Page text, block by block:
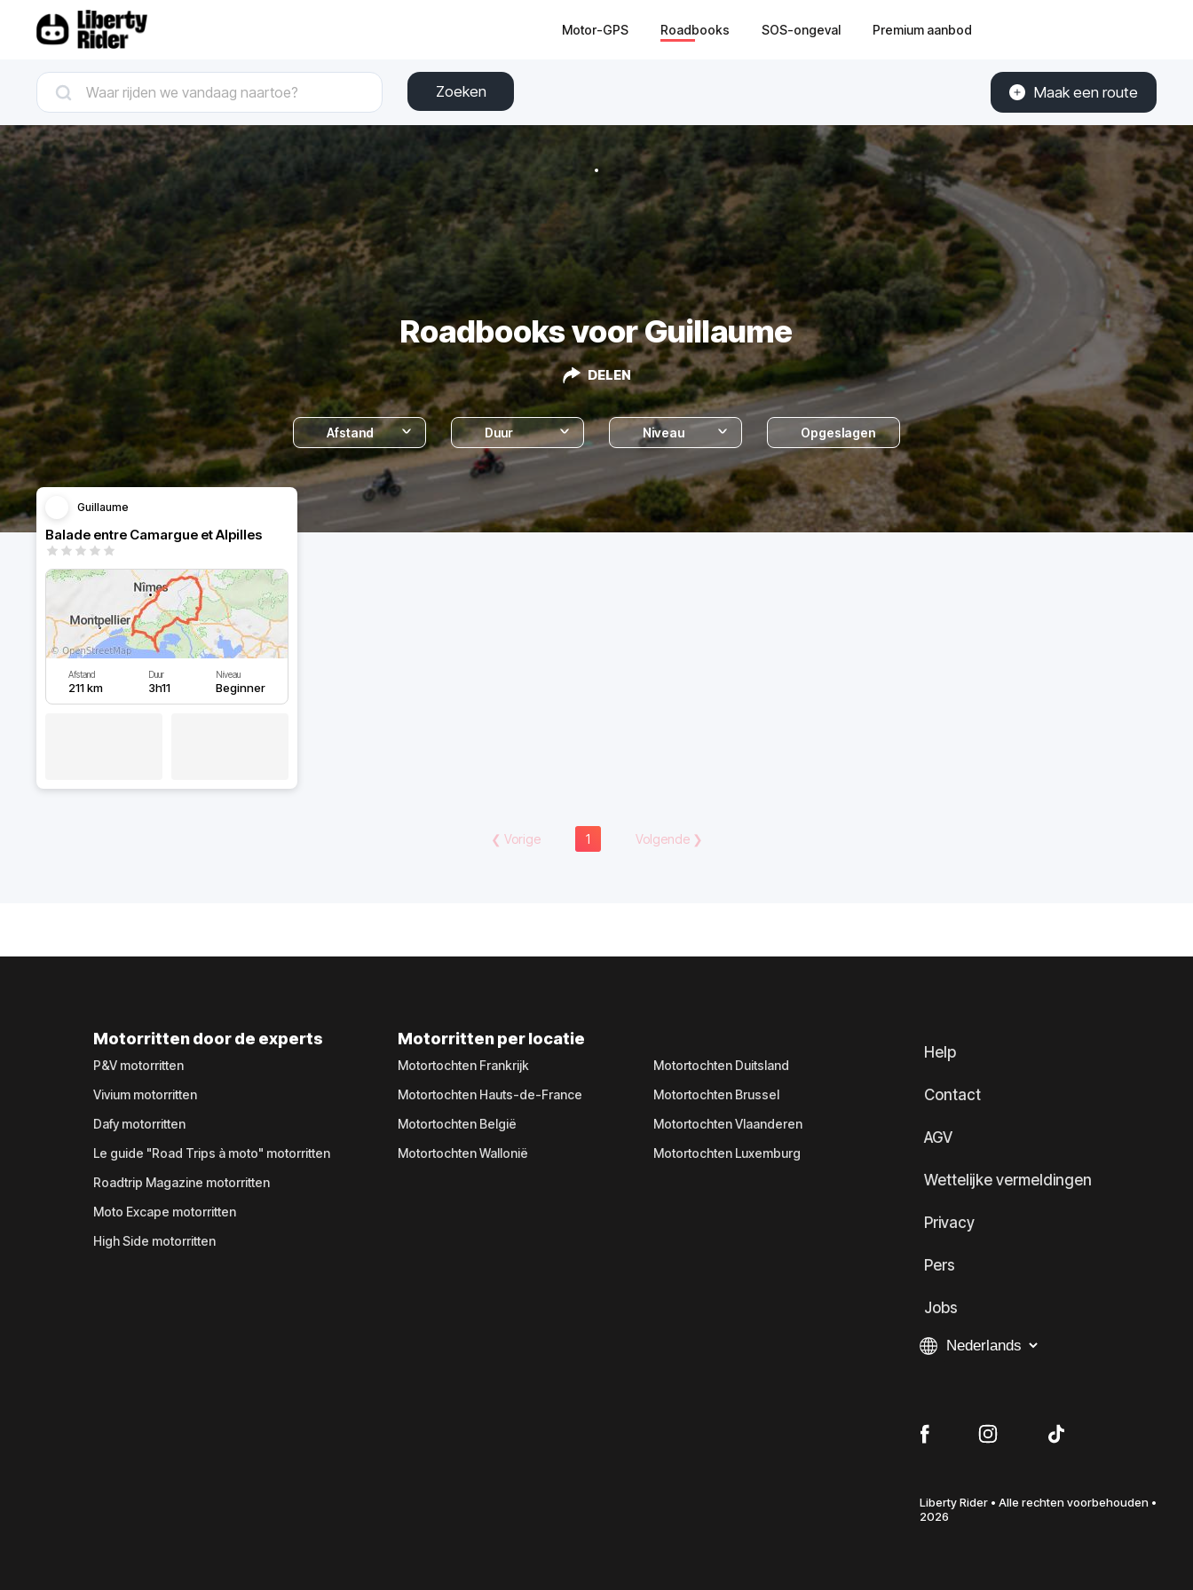
Motor-GPS Roadbooks SOS-ongeval Premium aanbod
Zoeken Maak een route
Roadbooks voor Guillaume
DELEN
Afstand Duur Niveau Opgeslagen
Guillaume
Balade entre Camargue et Alpilles
Afstand
211 km
Duur
3h11
Niveau
Beginner
❮ Vorige 1 Volgende❯
Motorritten door de experts
P&V motorritten
Vivium motorritten
Dafy motorritten
Le guide "Road Trips à moto" motorritten
Roadtrip Magazine motorritten
Moto Excape motorritten
High Side motorritten
Motorritten per locatie
Motortochten Frankrijk
Motortochten Hauts-de-France
Motortochten België
Motortochten Wallonië
Motortochten Duitsland
Motortochten Brussel
Motortochten Vlaanderen
Motortochten Luxemburg
Help
Contact
AGV
Wettelijke vermeldingen
Privacy
Pers
Jobs
Liberty Rider • Alle rechten voorbehouden •
2026